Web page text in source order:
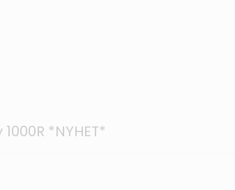
*NYHET*